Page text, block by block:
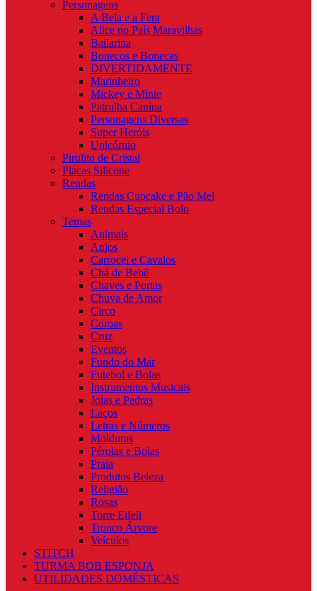
Personagens
A Bela e a Fera
Alice no País Maravilhas
Bailarina
Bonecos e Bonecas
DIVERTIDAMENTE
Marinheiro
Mickey e Minie
Patrulha Canina
Personagens Diversas
Super Heróis
Unicórnio
Pirulito de Cristal
Placas Silicone
Rendas
Rendas Cupcake e Pão Mel
Rendas Especial Bolo
Temas
Animais
Anjos
Carrocel e Cavalos
Chá de Bebê
Chaves e Portas
Chuva de Amor
Circo
Coroas
Cruz
Eventos
Fundo do Mar
Futebol e Bolas
Instrumentos Musicais
Joias e Pedras
Laços
Letras e Números
Molduras
Pérolas e Bolas
Praia
Produtos Beleza
Religião
Rosas
Torre Eifell
Tronco Árvore
Veículos
STITCH
TURMA BOB ESPONJA
UTILIDADES DOMÉSTICAS